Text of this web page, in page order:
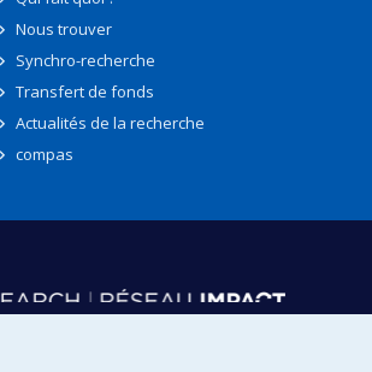
Nous trouver
Synchro-recherche
Transfert de fonds
Actualités de la recherche
compas